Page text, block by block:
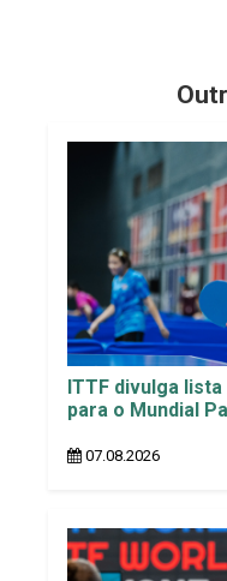
ITTF divulga
para o Mundial
07.08.2026